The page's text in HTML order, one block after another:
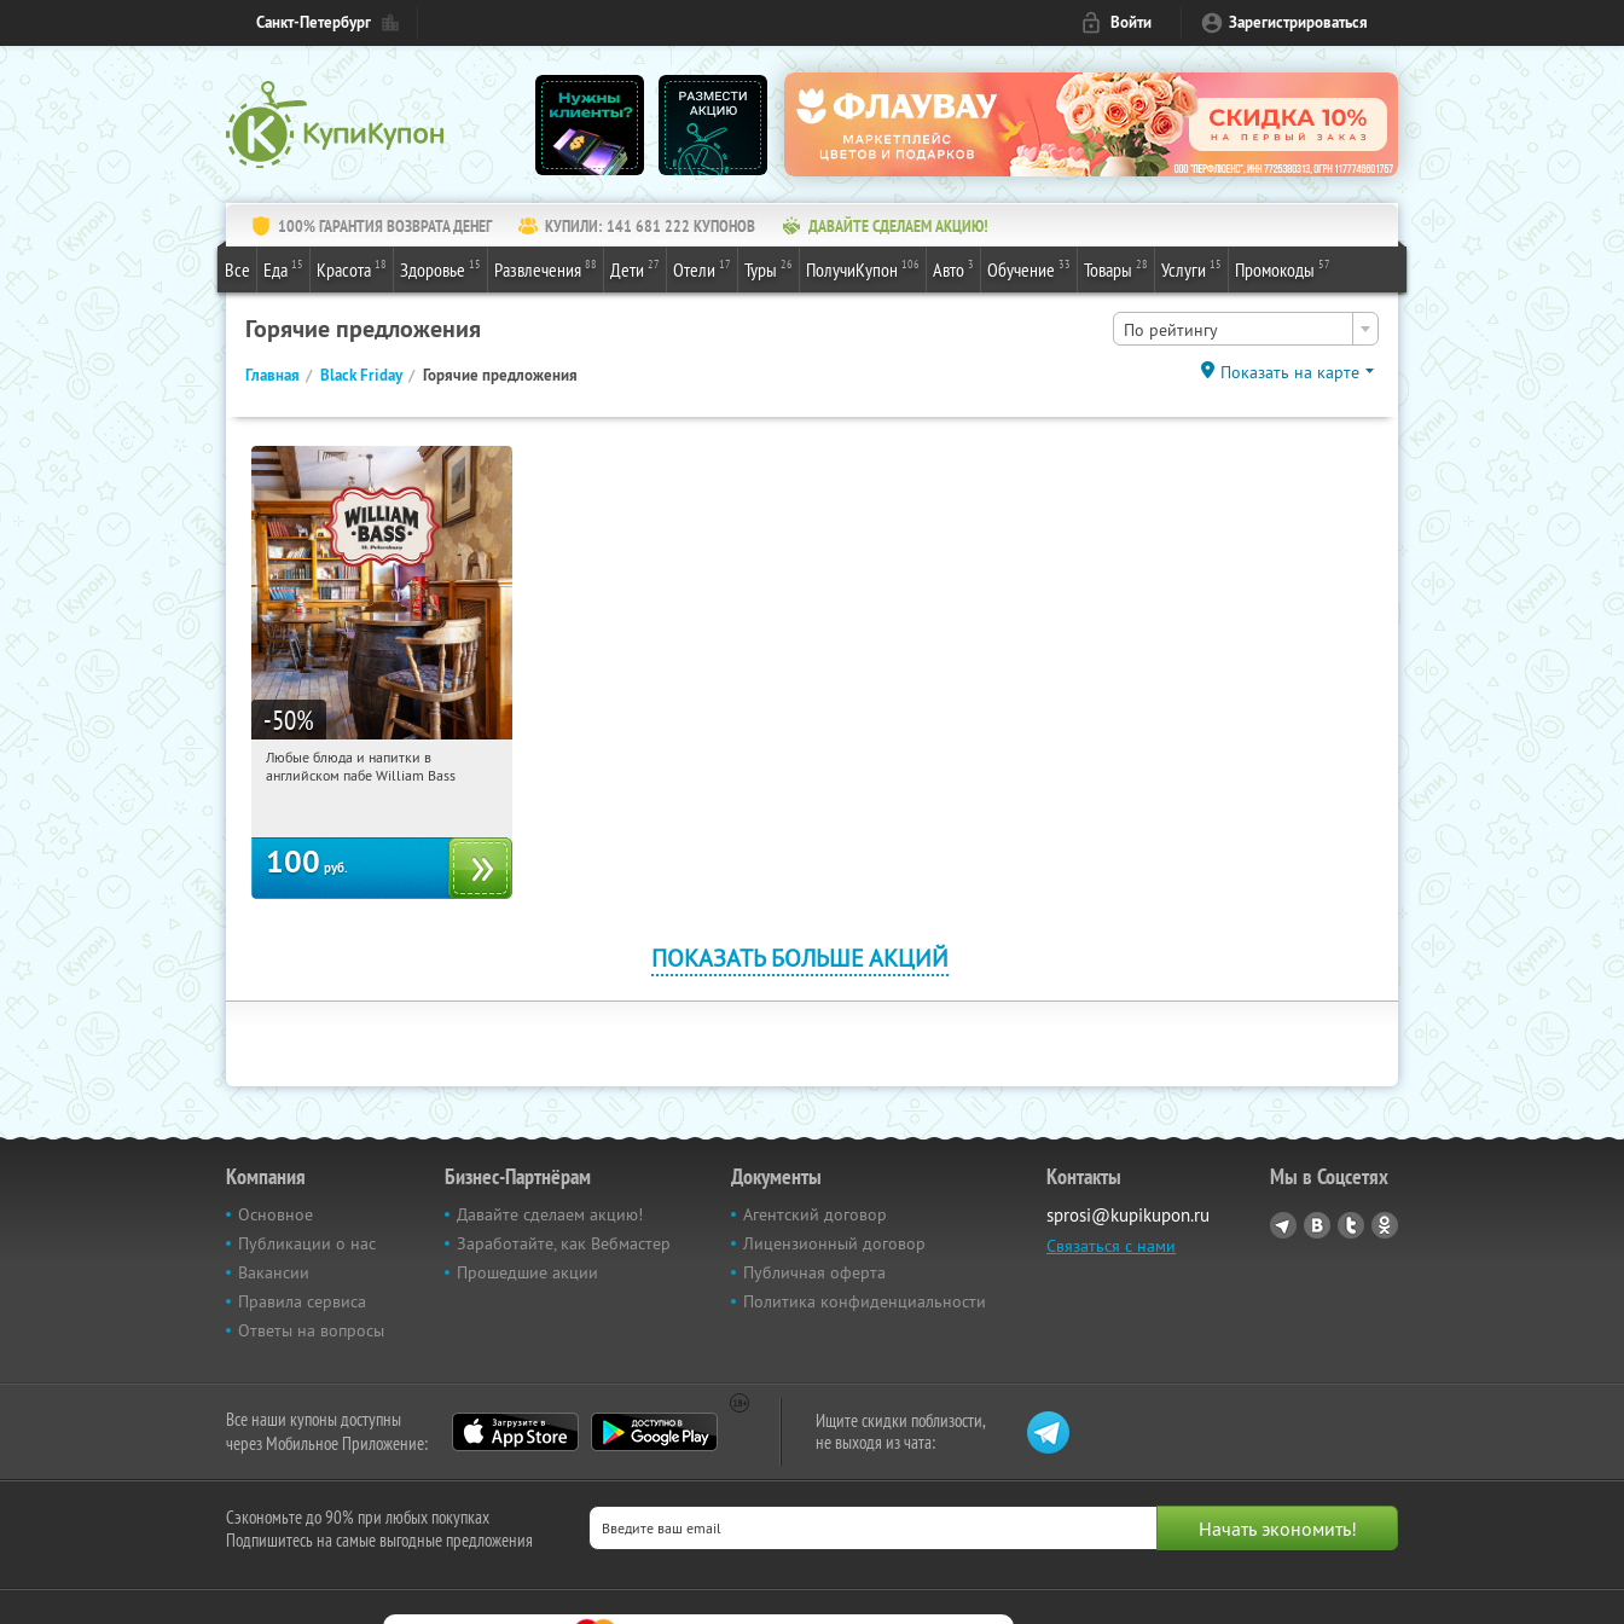
Санкт-Петербург Войти Зарегистрироваться
100% ГАРАНТИЯ ВОЗВРАТА ДЕНЕГ КУПИЛИ: 141 681 222 КУПОНОВ ДАВАЙТЕ СДЕЛАЕМ АКЦИЮ!
Все Еда 15 Красота 18 Здоровье 15 Развлечения 88 Дети 27 Отели 17 Туры 26 ПолучиКупон 106 Авто 3 Обучение 33 Товары 28 Услуги 15 Промокоды 57
Горячие предложения По рейтингу
Главная Black Friday Горячие предложения Показать на карте
-50%
01:09:56 Купили:
Любые блюда и напитки в
английском пабе William Bass
100 руб.
ПОКАЗАТЬ БОЛЬШЕ АКЦИЙ
Компания
Основное
Публикации о нас
Вакансии
Правила сервиса
Ответы на вопросы
Бизнес-Партнёрам
Давайте сделаем акцию!
Заработайте, как Вебмастер
Прошедшие акции
Документы
Агентский договор
Лицензионный договор
Публичная оферта
Политика конфиденциальности
Контакты
sprosi@kupikupon.ru
Связаться с нами
Мы в Соцсетях
Все наши купоны доступны
через Мобильное Приложение:
Ищите скидки поблизости,
не выходя из чата:
Сэкономьте до 90% при любых покупках
Подпишитесь на самые выгодные предложения